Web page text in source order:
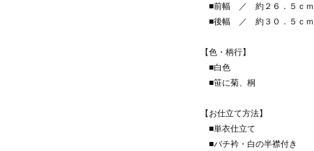
■前幅 ／ 約２６．５ｃｍ
■後幅 ／ 約３０．５ｃｍ
【色・柄行】
■白色
■笹に菊、桐
【お仕立て方法】
■単衣仕立て
■バチ衿・白の半襟付き